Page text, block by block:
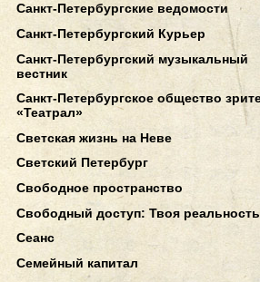
Санкт-Петербургские ведомости
Санкт-Петербургский Курьер
Санкт-Петербургский музыкальный
вестник
Санкт-Петербургское общество
«Театрал»
Светская жизнь на Неве
Светский Петербург
Свободное пространство
Свободный доступ: Твоя реальность
Сеанс
Семейный капитал